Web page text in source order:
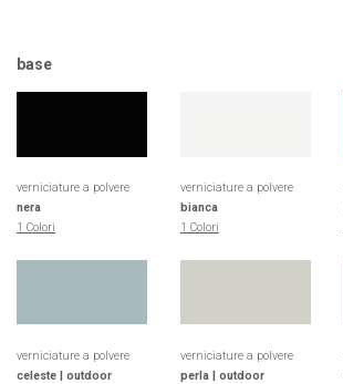
base
verniciature a polvere
nera
1 Colori
verniciature a polvere
bianca
1 Colori
verniciature a polvere
celeste | outdoor
verniciature a polvere
perla | outdoor